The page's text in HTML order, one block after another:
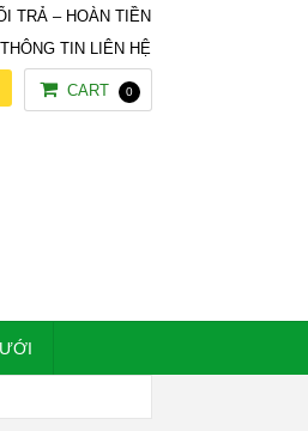
TRẢ – HOÀN TIỀN
THÔNG TIN LIÊN HỆ
CART 0